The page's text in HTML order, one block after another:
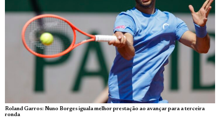
Roland Garros: Nuno Borges iguala melhor prestação ao avançar para a terceira
ronda